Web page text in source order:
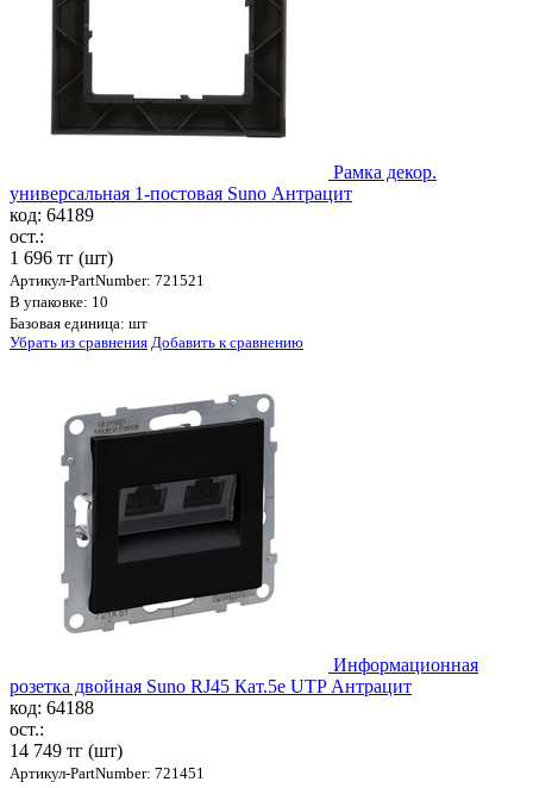
Рамка декор.
универсальная 1-постовая Suno Антрацит
код: 64189
ост.:
1 696 тг (шт)
Артикул-PartNumber: 721521
В упаковке: 10
Базовая единица: шт
Убрать из сравнения Добавить к сравнению
Информационная
розетка двойная Suno RJ45 Кат.5e UTP Антрацит
код: 64188
ост.:
14 749 тг (шт)
Артикул-PartNumber: 721451